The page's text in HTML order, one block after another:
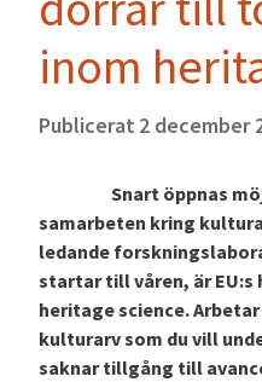
inom
Publicerat 2 december
Snart öppnas
samarbeten kring
ledande
startar till våren, är
heritage science.
kulturarv som du vill
saknar tillgång till